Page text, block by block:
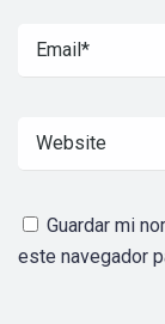
Guardar mi
este navegador